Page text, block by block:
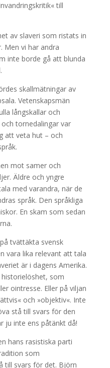
till
av slaveri som ristats in
Men vi har andra
inte borde gå att blunda
skallmätningar av
Vetenskapsmän
långskallar och
tornedalingar var
att veta hut – och
mot samer och
Äldre och yngre
med varandra, när de
språk. Den språkliga
En skam som sedan
tvättäkta svensk
vara lika relevant att tala
är i dagens Amerika.
som
ointresse. Eller på viljan
och »objektiv«. Inte
stå till svars för den
ju inte ens påtänkt då!
hans rasistiska parti
som
till svars för det. Björn